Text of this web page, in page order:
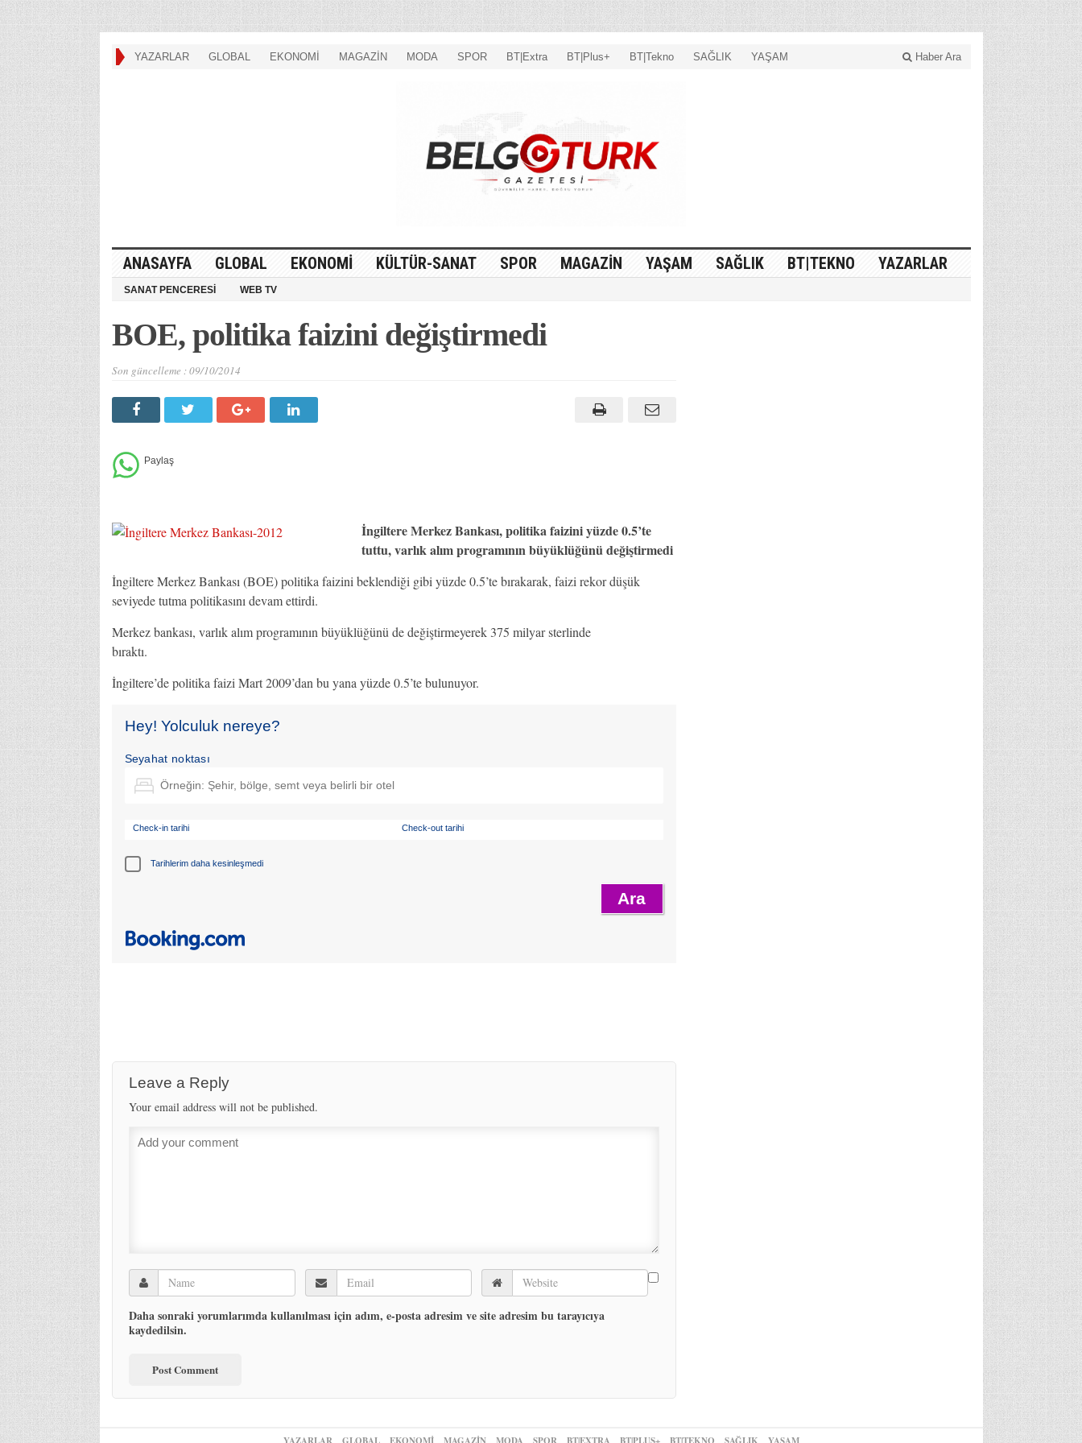
YAZARLAR GLOBAL EKONOMİ MAGAZİN MODA SPOR BT|Extra BT|Plus+ BT|Tekno SAĞLIK YAŞAM Haber Ara
ANASAYFA GLOBAL EKONOMİ KÜLTÜR-SANAT SPOR MAGAZİN YAŞAM SAĞLIK BT|TEKNO YAZARLAR
SANAT PENCERESİ WEB TV
BOE, politika faizini değiştirmedi
Son güncelleme :09/10/2014
İngiltere Merkez Bankası, politika faizini yüzde 0.5’te
tuttu, varlık alım programının büyüklüğünü değiştirmedi
İngiltere Merkez Bankası (BOE) politika faizini beklendiği gibi yüzde 0.5’te bırakarak, faizi rekor düşük
seviyede tutma politikasını devam ettirdi.
Merkez bankası, varlık alım programının büyüklüğünü de değiştirmeyerek 375 milyar sterlinde
bıraktı.
İngiltere’de politika faizi Mart 2009’dan bu yana yüzde 0.5’te bulunuyor.
Hey! Yolculuk nereye?
Seyahat noktası
Check-in tarihi Check-out tarihi
Tarihlerim daha kesinleşmedi
Leave a Reply
Your email address will not be published.
Daha sonraki yorumlarımda kullanılması için adım, e-posta adresim ve site adresim bu tarayıcıya
kaydedilsin.